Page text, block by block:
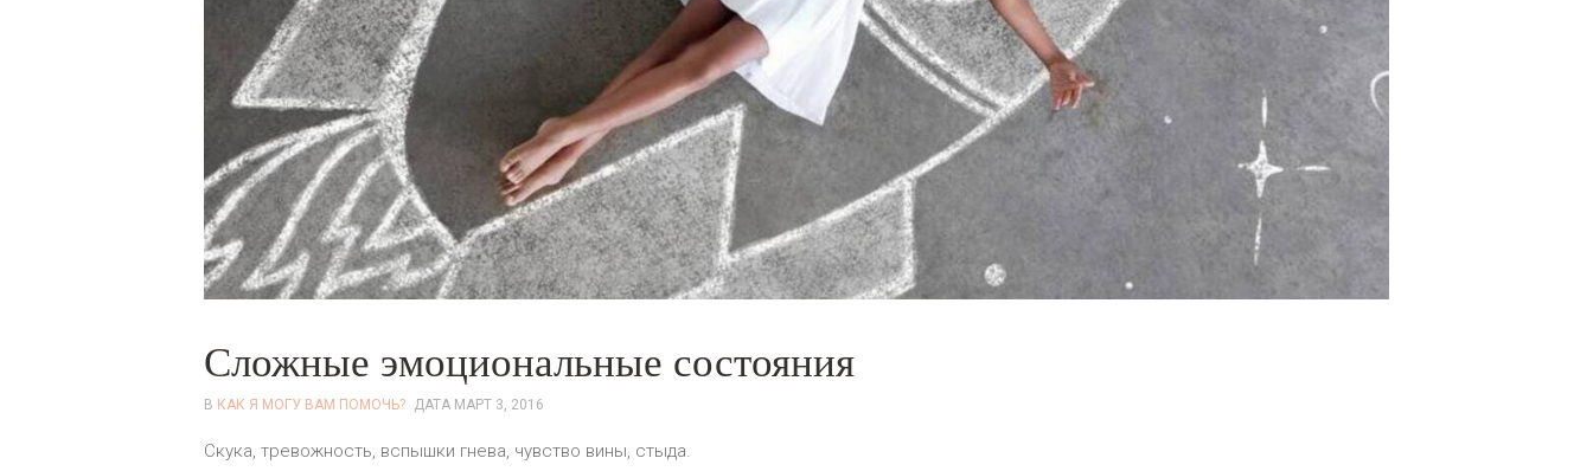
Сложные эмоциональные состояния
В КАК Я МОГУ ВАМ ПОМОЧЬ? ДАТА МАРТ 3, 2016
Скука, тревожность, вспышки гнева, чувство вины, стыда.